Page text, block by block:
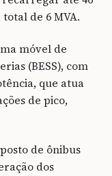
de 6 MVA.
móvel de
(BESS), com
que atua
de pico,
de ônibus
dos